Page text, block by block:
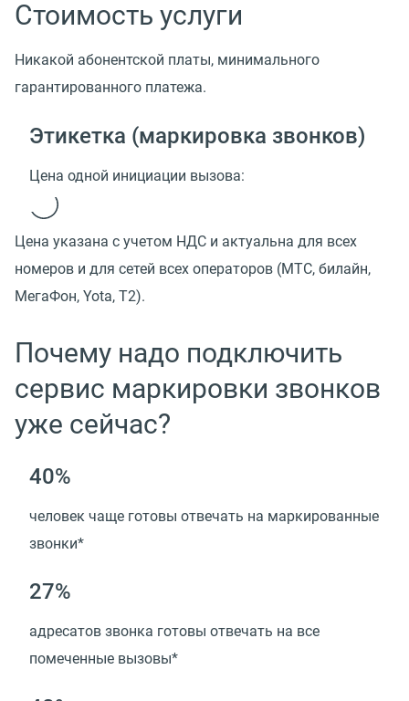
Стоимость услуги
Никакой абонентской платы, минимального
гарантированного платежа.
Этикетка (маркировка звонков)
Цена одной инициации вызова:
Цена указана с учетом НДС и актуальна для всех
номеров и для сетей всех операторов (МТС, билайн,
МегаФон, Yota, T2).
Почему надо подключить
сервис маркировки звонков
уже сейчас?
40%
человек чаще готовы отвечать на маркированные
звонки*
27%
адресатов звонка готовы отвечать на все
помеченные вызовы*